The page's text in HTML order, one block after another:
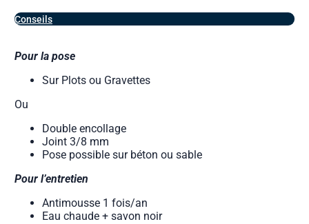
Conseils
Pour la pose
Sur Plots ou Gravettes
Ou
Double encollage
Joint 3/8 mm
Pose possible sur béton ou sable
Pour l’entretien
Antimousse 1 fois/an
Eau chaude + savon noir